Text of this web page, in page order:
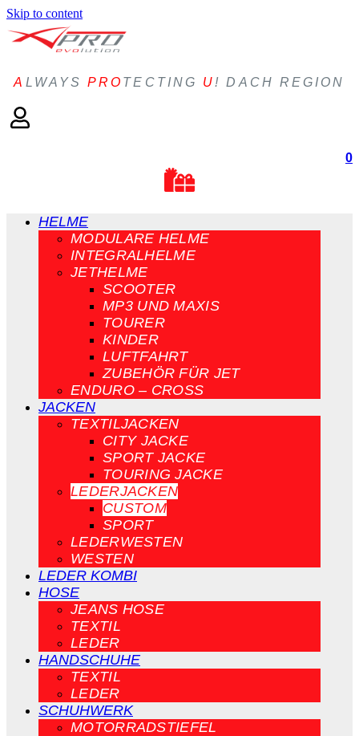
Skip to content
A LWAYSPRO TECTING U! DACH REGION
0
HELME
MODULARE HELME
INTEGRALHELME
JETHELME
SCOOTER
MP3 UND MAXIS
TOURER
KINDER
LUFTFAHRT
ZUBEHÖR FÜR JET
ENDURO – CROSS
JACKEN
TEXTILJACKEN
CITY JACKE
SPORT JACKE
TOURING JACKE
LEDERJACKEN
CUSTOM
SPORT
LEDERWESTEN
WESTEN
LEDER KOMBI
HOSE
JEANS HOSE
TEXTIL
LEDER
HANDSCHUHE
TEXTIL
LEDER
SCHUHWERK
MOTORRADSTIEFEL